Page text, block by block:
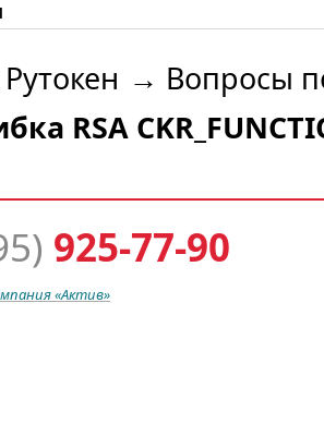
→ Вопросы
RSA
925-77-90
«Актив»